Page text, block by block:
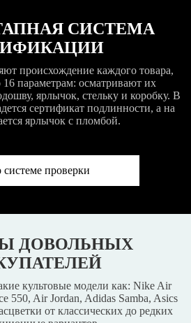
СИСТЕМА
происхождение каждого товара,
16 параметрам: осматривают их
ярлычок, стельку и коробку. В
сертификат подлинности, а на
ярлычок с пломбой.
проверки
ДОВОЛЬНЫХ
культовые модели как: Nike Air
550, Air Jordan, Adidas Samba, Asics
от классических до редких